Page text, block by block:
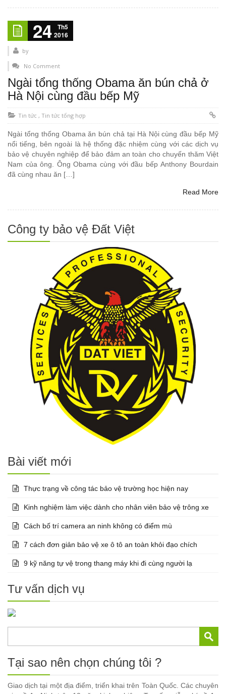
24
Th5
2016
by
No Comment
Ngài tổng thống Obama ăn bún chả ở
Hà Nội cùng đầu bếp Mỹ
Tin tức , Tin tức tổng hợp
Ngài tổng thống Obama ăn bún chả tại Hà Nội cùng đầu bếp Mỹ
nổi tiếng, bên ngoài là hệ thống đặc nhiệm cùng với các dịch vụ
bảo vệ chuyên nghiệp để bảo đảm an toàn cho chuyến thăm Việt
Nam của ông. Ông Obama cùng với đầu bếp Anthony Bourdain
đã cùng nhau ăn […]
Read More
Công ty bảo vệ Đất Việt
Bài viết mới
Thực trạng về công tác bảo vệ trường học hiện nay
Kinh nghiệm làm việc dành cho nhân viên bảo vệ trông xe
Cách bố trí camera an ninh không có điểm mù
7 cách đơn giản bảo vệ xe ô tô an toàn khỏi đạo chích
9 kỹ năng tự vệ trong thang máy khi đi cùng người lạ
Tư vấn dịch vụ
Tại sao nên chọn chúng tôi ?
Giao dịch tại một địa điểm, triển khai trên Toàn Quốc. Các chuyên